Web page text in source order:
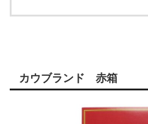
カウブランド 赤箱